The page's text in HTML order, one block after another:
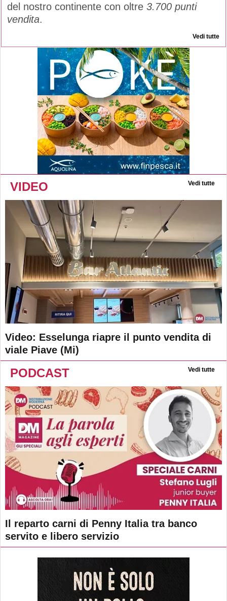
del nostro continente con oltre 3.700 punti
vendita.
Vedi tutte
VIDEO Vedi tutte
Video: Esselunga riapre il punto vendita di
viale Piave (Mi)
PODCAST Vedi tutte
Il reparto carni di Penny Italia tra banco
servito e libero servizio